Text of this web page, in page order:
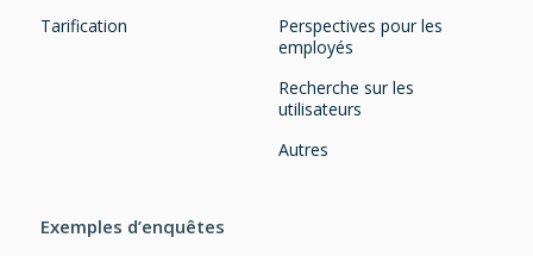
Tarification
Perspectives pour les
employés
Recherche sur les
utilisateurs
Autres
Exemples d’enquêtes